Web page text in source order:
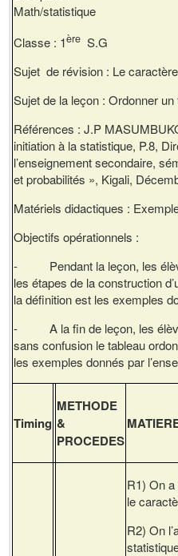
Math/
Classe : 1ère S.G
Sujet de révision : Le caractère
Sujet de la leçon : Ordonner un
Références : J.P
initiation à la statistique, P.8,
l’enseignement secondaire,
et probabilités », Kigali,
Matériels didactiques :
Objectifs opérationnels :
- Pendant la leçon, les
les étapes de la construction
la définition est les exemples
- A la fin de leçon, les
sans confusion le tableau
les exemples donnés par
Timing
METHODE
&
PROCEDES
R1) On
le
R2) On